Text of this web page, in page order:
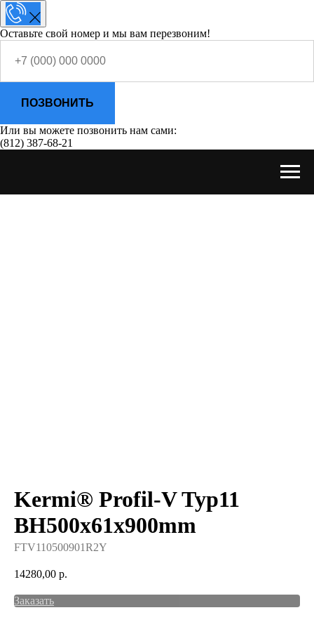
Оставьте свой номер и мы вам перезвоним!
ПОЗВОНИТЬ
Или вы можете позвонить нам сами:
(812) 387-68-21
Kermi® Profil-V Typ11
BH500x61x900mm
FTV110500901R2Y
14280,00 р.
Заказать